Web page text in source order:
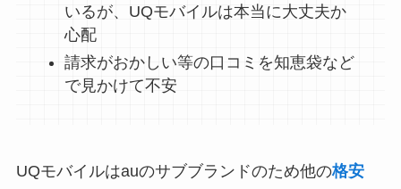
いるが、UQモバイルは本当に大丈夫か
心配
請求がおかしい等の口コミを知恵袋など
で見かけて不安
UQモバイルはauのサブブランドのため他の格安